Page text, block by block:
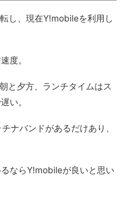
し、現在Y!mobileを利用し
度。
と夕方、ランチタイムはス
い。
ナバンドがあるだけあり、
ならY!mobileが良いと思い